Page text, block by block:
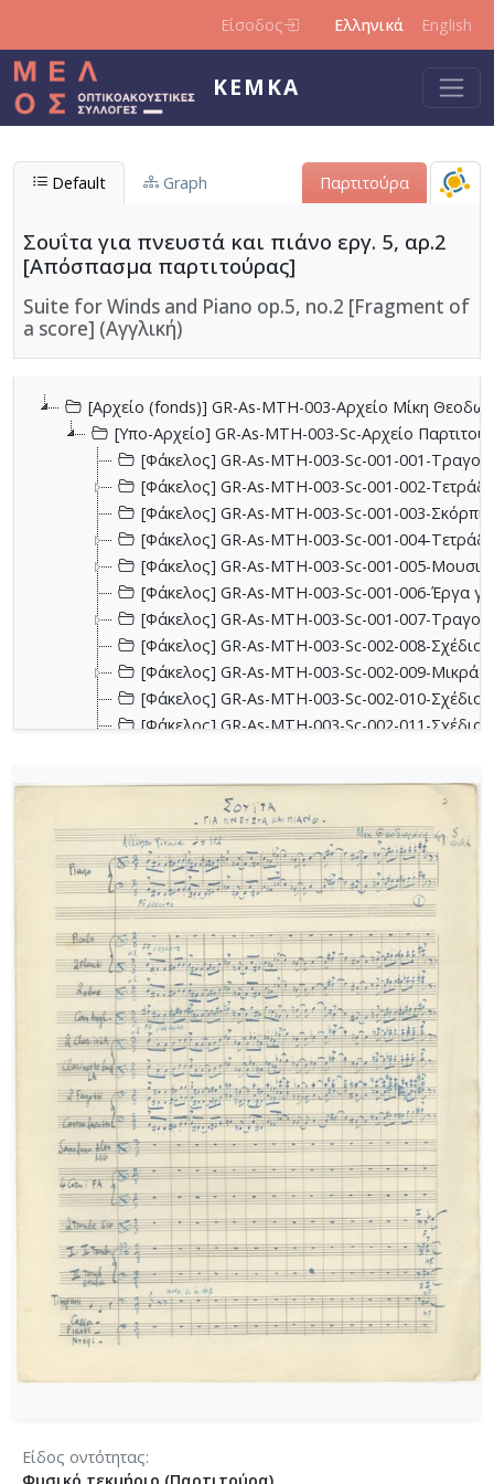
Είσοδος Ελληνικά English
ΚΕΜΚΑ
Default Graph Παρτιτούρα
Σουΐτα για πνευστά και πιάνο εργ. 5, αρ.2
[Απόσπασμα παρτιτούρας]
Suite for Winds and Piano op.5, no.2 [Fragment of
a score] (Αγγλική)
[Αρχείο (fonds)] GR-As-MTH-003-Αρχείο Μίκη
[Υπο-Αρχείο] GR-As-MTH-003-Sc-Αρχείο
[Φάκελος] GR-As-MTH-003-Sc-001-001-
[Φάκελος] GR-As-MTH-003-Sc-001-002-
[Φάκελος] GR-As-MTH-003-Sc-001-003-
[Φάκελος] GR-As-MTH-003-Sc-001-004-
[Φάκελος] GR-As-MTH-003-Sc-001-005-
[Φάκελος] GR-As-MTH-003-Sc-001-006-Έργα
[Φάκελος] GR-As-MTH-003-Sc-001-007-
[Φάκελος] GR-As-MTH-003-Sc-002-008-
[Φάκελος] GR-As-MTH-003-Sc-002-009-Μικρά
[Φάκελος] GR-As-MTH-003-Sc-002-010-
[Φάκελος] GR-As-MTH-003-Sc-002-011-
[Φάκελος] GR-As-MTH-003-Sc-003-014-
[Φάκελος] GR-As-MTH-003-Sc-003-015-
[Φάκελος] GR-As-MTH-003-Sc-003-016-
[Φάκελος] GR-As-MTH-003-Sc-003-017-
[Φάκελος] GR-As-MTH-003-Sc-003-018-
[Φάκελος] GR-As-MTH-003-Sc-003-019-
[Φάκελος] GR-As-MTH-003-Sc-004-020-Σκίτσα
[Φάκελος] GR-As-MTH-003-Sc-004-021-
[Φάκελος] GR-As-MTH-003-Sc-004-022-
[Φάκελος] GR-As-MTH-003-Sc-004-023-
[Φάκελος] GR-As-MTH-003-Sc-004-024-Ύμνος
[Φάκελος] GR-As-MTH-003-Sc-004-025-Το
[Φάκελος] GR-As-MTH-003-Sc-004-026-
[Φάκελος] GR-As-MTH-003-Sc-004-027-Μικρή
[Φάκελος] GR-As-MTH-003-Sc-004-028-
[Φάκελος] GR-As-MTH-003-Sc-004-029-
[Φάκελος] GR-As-MTH-003-Sc-004-030-Πέντε
[Φάκελος] GR-As-MTH-003-Sc-004-031-Έργο
[Φάκελος] GR-As-MTH-003-Sc-005-032-
[Φάκελος] GR-As-MTH-003-Sc-005-033-
[Φάκελος] GR-As-MTH-003-Sc-005-034-
[Φάκελος] GR-As-MTH-003-Sc-005-036-
[Φάκελος] GR-As-MTH-003-Sc-005-039-Το
Είδος οντότητας